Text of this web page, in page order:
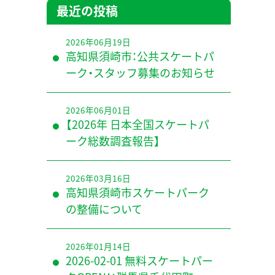
最近の投稿
2026年06月19日
高知県須崎市：公共スケートパ
ーク・スタッフ募集のお知らせ
2026年06月01日
【2026年 日本全国スケートパ
ーク総数調査報告】
2026年03月16日
高知県須崎市スケートパーク
の整備について
2026年01月14日
2026-02-01 無料スケートパー